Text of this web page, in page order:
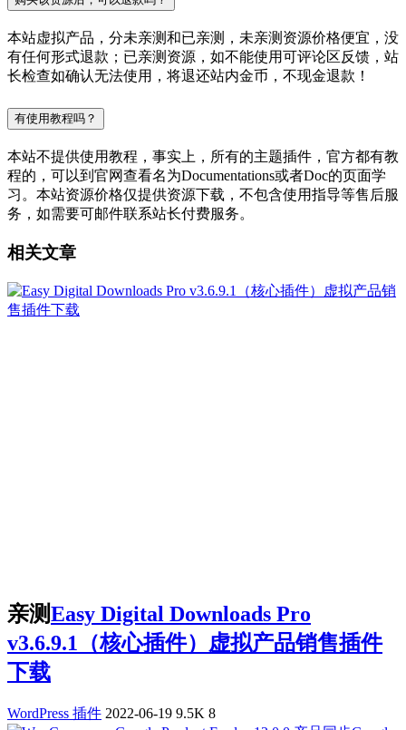
本站虚拟产品，分未亲测和已亲测，未亲测资源价格便宜，没
有任何形式退款；已亲测资源，如不能使用可评论区反馈，站
长检查如确认无法使用，将退还站内金币，不现金退款！
有使用教程吗？
本站不提供使用教程，事实上，所有的主题插件，官方都有教
程的，可以到官网查看名为Documentations或者Doc的页面学
习。本站资源价格仅提供资源下载，不包含使用指导等售后服
务，如需要可邮件联系站长付费服务。
相关文章
亲测Easy Digital Downloads Pro
v3.6.9.1（核心插件）虚拟产品销售插件
下载
WordPress 插件 2022-06-19 9.5K 8